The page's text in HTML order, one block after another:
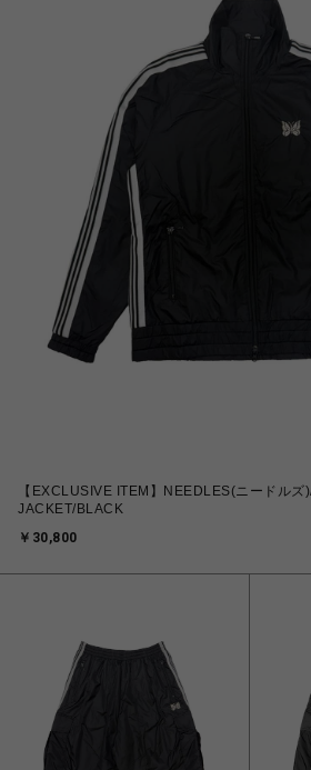
【EXCLUSIVE ITEM】NEEDLES(ニードル
JACKET/BLACK
￥30,800